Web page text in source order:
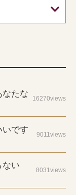
たな
16270views
です
9011views
ない
8031views